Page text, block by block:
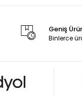
Geniş
Binlerce